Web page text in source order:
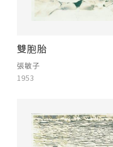
雙胞胎
張敏子
1953